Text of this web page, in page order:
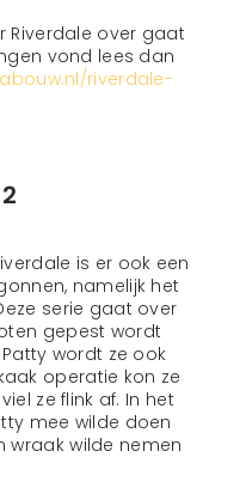
Riverdale over gaat
vond lees dan
riverdale-
is er ook een
namelijk het
serie gaat over
gepest wordt
wordt ze ook
operatie kon ze
ze flink af. In het
mee wilde doen
wilde nemen